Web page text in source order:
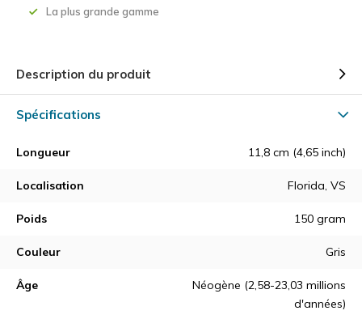
La plus grande gamme
Description du produit
Spécifications
Longueur 11,8 cm (4,65 inch)
Localisation Florida, VS
Poids 150 gram
Couleur Gris
Âge
Néogène (2,58-23,03 millions
d'années)